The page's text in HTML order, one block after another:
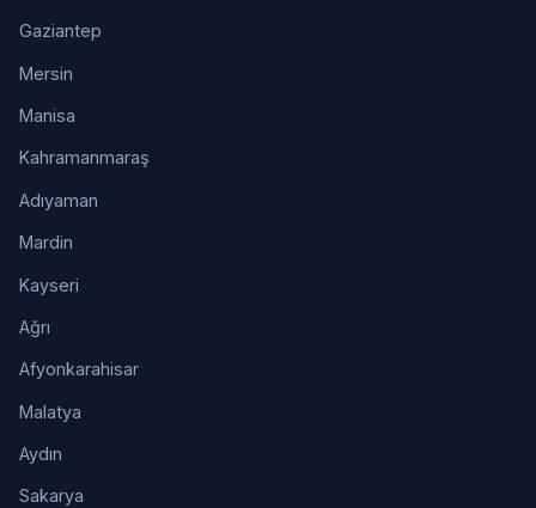
Gaziantep
Mersin
Manisa
Kahramanmaraş
Adıyaman
Mardin
Kayseri
Ağrı
Afyonkarahisar
Malatya
Aydın
Sakarya